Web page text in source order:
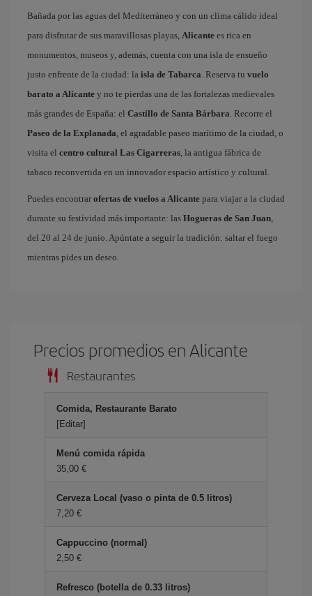
Bañada por las aguas del Mediterráneo y con un clima cálido ideal
para disfrutar de sus maravillosas playas, Alicante es rica en
monumentos, museos y, además, cuenta con una isla de ensueño
justo enfrente de la ciudad: la isla de Tabarca. Reserva tu vuelo
barato a Alicante y no te pierdas una de las fortalezas medievales
más grandes de España: el Castillo de Santa Bárbara. Recorre el
Paseo de la Explanada, el agradable paseo marítimo de la ciudad, o
visita el centro cultural Las Cigarreras, la antigua fábrica de
tabaco reconvertida en un innovador espacio artístico y cultural.
Puedes encontrar ofertas de vuelos a Alicante para viajar a la ciudad
durante su festividad más importante: las Hogueras de San Juan,
del 20 al 24 de junio. Apúntate a seguir la tradición: saltar el fuego
mientras pides un deseo.
Precios promedios en Alicante
Restaurantes
Comida, Restaurante Barato
[Editar]
Menú comida rápida
35,00 €
Cerveza Local (vaso o pinta de 0.5 litros)
7,20 €
Cappuccino (normal)
2,50 €
Refresco (botella de 0.33 litros)